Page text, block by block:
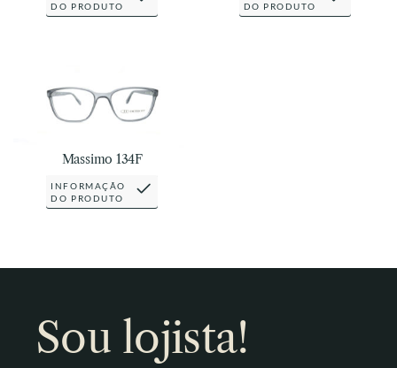
DO PRODUTO
DO PRODUTO
Massimo 134F
INFORMAÇÃO
DO PRODUTO
Sou lojista!